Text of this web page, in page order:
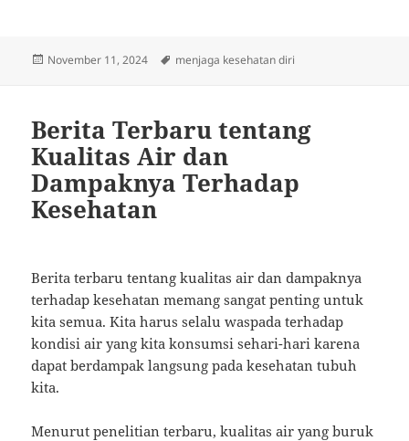
Posted
November 11, 2024 Tags
menjaga kesehatan diri
Berita Terbaru tentang
Kualitas Air dan
Dampaknya Terhadap
Kesehatan
Berita terbaru tentang kualitas air dan dampaknya
terhadap kesehatan memang sangat penting untuk
kita semua. Kita harus selalu waspada terhadap
kondisi air yang kita konsumsi sehari-hari karena
dapat berdampak langsung pada kesehatan tubuh
kita.
Menurut penelitian terbaru, kualitas air yang buruk